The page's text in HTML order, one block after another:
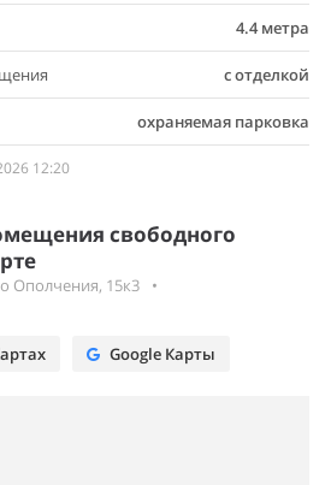
4.4 метра
с отделкой
охраняемая парковка
12:20
свободного
Ополчения, 15к3
•
Google Карты